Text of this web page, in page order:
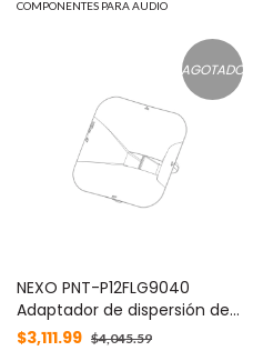
COMPONENTES PARA AUDIO
AGOTADO
NEXO PNT-P12FLG9040
Adaptador de dispersión de
brida 90 - 40 grados para P12
$3,111.99 $4,045.59